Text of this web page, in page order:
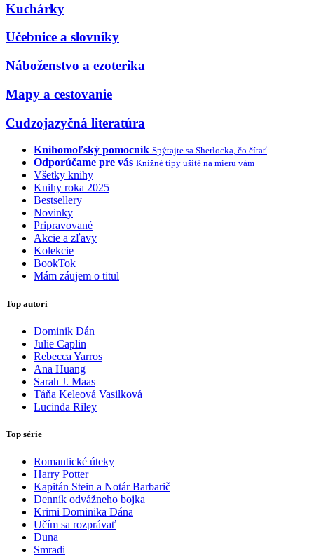
Kuchárky
Učebnice a slovníky
Náboženstvo a ezoterika
Mapy a cestovanie
Cudzojazyčná literatúra
Knihomoľský pomocník Spýtajte sa Sherlocka, čo čítať
Odporúčame pre vás Knižné tipy ušité na mieru vám
Všetky knihy
Knihy roka 2025
Bestsellery
Novinky
Pripravované
Akcie a zľavy
Kolekcie
BookTok
Mám záujem o titul
Top autori
Dominik Dán
Julie Caplin
Rebecca Yarros
Ana Huang
Sarah J. Maas
Táňa Keleová Vasilková
Lucinda Riley
Top série
Romantické úteky
Harry Potter
Kapitán Stein a Notár Barbarič
Denník odvážneho bojka
Krimi Dominika Dána
Učím sa rozprávať
Duna
Smradi